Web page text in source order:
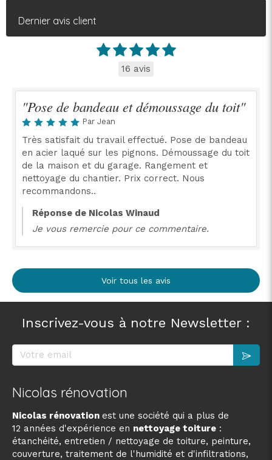
Dernier avis client
16 avis
"Pose de bandeau et démoussage du toit"
Par Jean
Très satisfait du travail effectué. Pose de bandeau
en acier laqué sur les pignons. Démoussage du toit
de la maison et du garage. Rangement et
nettoyage du chantier. Prix correct. Nous
recommandons..
Réponse de Nicolas Winaud
Je vous remercie pour ce commentaire.
Voir tous les avis
Inscrivez-vous à notre Newsletter :
Votre email
Nicolas rénovation
Nicolas rénovation est une société qui a plus de
12 années d'expérience en nettoyage toiture :
étanchéité, entretien / nettoyage de toiture, peinture,
couverture, traitement de l'humidité et d'infiltrations,